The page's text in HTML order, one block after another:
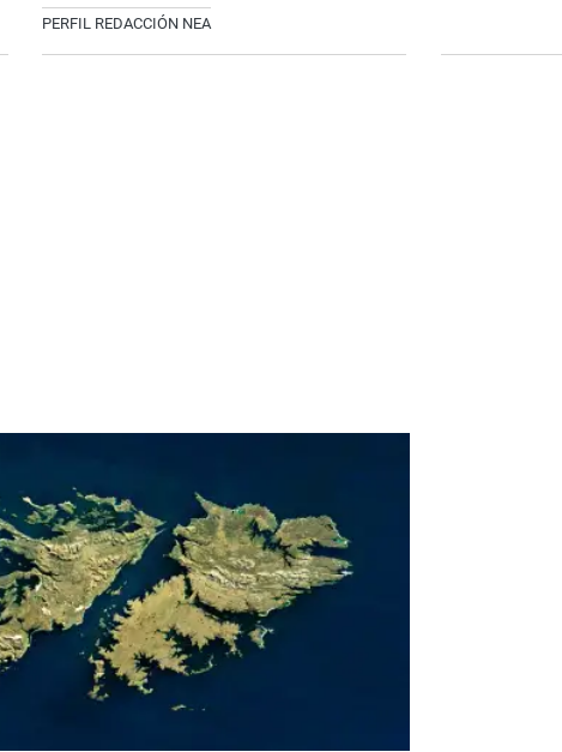
PERFIL REDACCIÓN NEA